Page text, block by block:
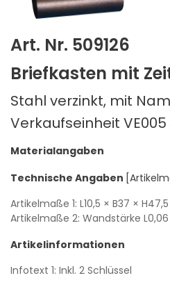
Art. Nr. 509126
Briefkasten mit
Stahl verzinkt, mit
Verkaufseinheit VE005
Materialangaben
Technische Angaben
Artikelmaße 1: L10,5 × B37 × H47,5
Artikelmaße 2: Wandstärke L0,06
Artikelinformationen
Infotext 1: Inkl. 2 Schlüssel